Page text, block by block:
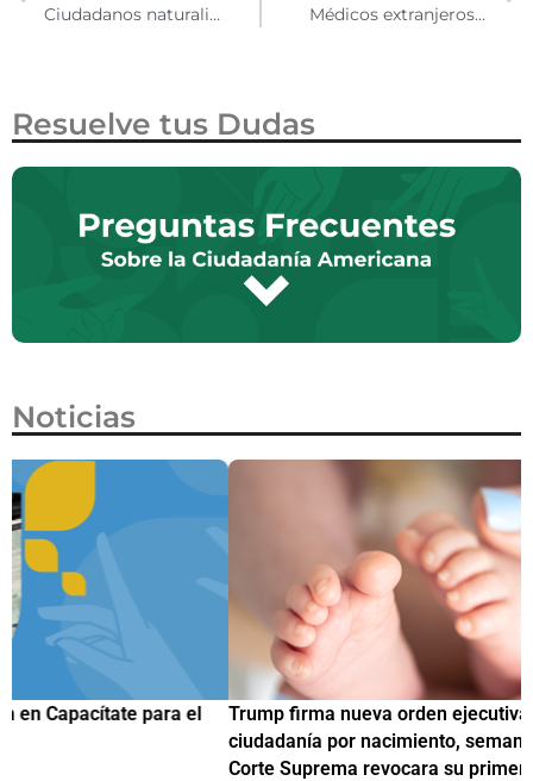
Ciudadanos naturalizados deben verificar que su registro esté actualizado de cara a las elecciones de noviembre Médicos extranjeros podrán obtener visas para ejercer su profesión en EUA
Resuelve tus Dudas
Noticias
Trump firma nueva orden ejecutiva para restringir la
ciudadanía por nacimiento, semanas después de que la
Corte Suprema revocara su primer intento